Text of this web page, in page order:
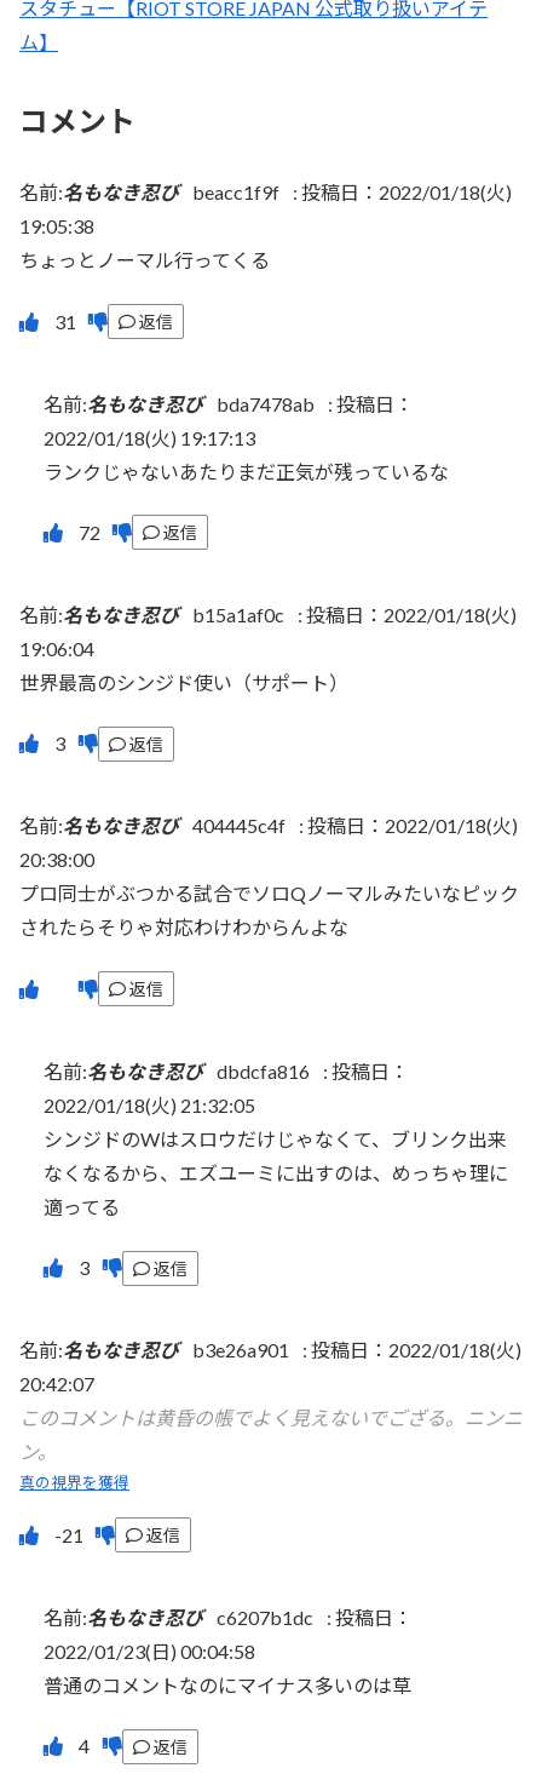
スタチュー【RIOT STORE JAPAN 公式取り扱いアイテ
ム】
コメント
名前:名もなき忍び beacc1f9f : 投稿日：2022/01/18(火)
19:05:38
ちょっとノーマル行ってくる
返信
名前:名もなき忍び bda7478ab : 投稿日：
2022/01/18(火) 19:17:13
ランクじゃないあたりまだ正気が残っているな
返信
名前:名もなき忍び b15a1af0c : 投稿日：2022/01/18(火)
19:06:04
世界最高のシンジド使い（サポート）
返信
名前:名もなき忍び 404445c4f : 投稿日：2022/01/18(火)
20:38:00
プロ同士がぶつかる試合でソロQノーマルみたいなピック
されたらそりゃ対応わけわからんよな
返信
名前:名もなき忍び dbdcfa816 : 投稿日：
2022/01/18(火) 21:32:05
シンジドのWはスロウだけじゃなくて、ブリンク出来
なくなるから、エズユーミに出すのは、めっちゃ理に
適ってる
返信
名前:名もなき忍び b3e26a901 : 投稿日：2022/01/18(火)
20:42:07
このコメントは黄昏の帳でよく見えないでござる。ニンニ
ン。
真の視界を獲得
返信
名前:名もなき忍び c6207b1dc : 投稿日：
2022/01/23(日) 00:04:58
普通のコメントなのにマイナス多いのは草
返信